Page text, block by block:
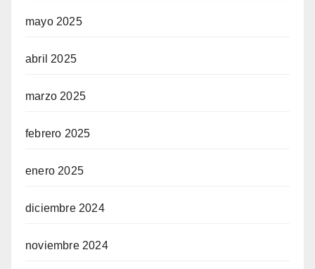
mayo 2025
abril 2025
marzo 2025
febrero 2025
enero 2025
diciembre 2024
noviembre 2024